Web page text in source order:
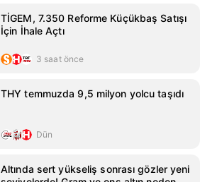
TİGEM, 7.350 Reforme Küçükbaş Satışı
İçin İhale Açtı
3 saat önce
THY temmuzda 9,5 milyon yolcu taşıdı
Dün
Altında sert yükseliş sonrası gözler yeni